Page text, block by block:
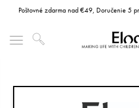
Poštovné zdarma nad €49, Doručenie 5